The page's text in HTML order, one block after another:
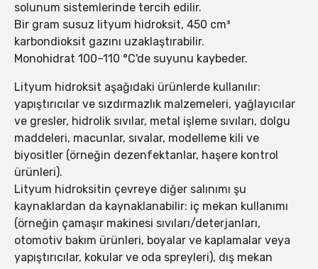
solunum sistemlerinde tercih edilir.
Bir gram susuz lityum hidroksit, 450 cm³
karbondioksit gazını uzaklaştırabilir.
Monohidrat 100–110 °C'de suyunu kaybeder.
Lityum hidroksit aşağıdaki ürünlerde kullanılır:
yapıştırıcılar ve sızdırmazlık malzemeleri, yağlayıcılar
ve gresler, hidrolik sıvılar, metal işleme sıvıları, dolgu
maddeleri, macunlar, sıvalar, modelleme kili ve
biyositler (örneğin dezenfektanlar, haşere kontrol
ürünleri).
Lityum hidroksitin çevreye diğer salınımı şu
kaynaklardan da kaynaklanabilir: iç mekan kullanımı
(örneğin çamaşır makinesi sıvıları/deterjanları,
otomotiv bakım ürünleri, boyalar ve kaplamalar veya
yapıştırıcılar, kokular ve oda spreyleri), dış mekan